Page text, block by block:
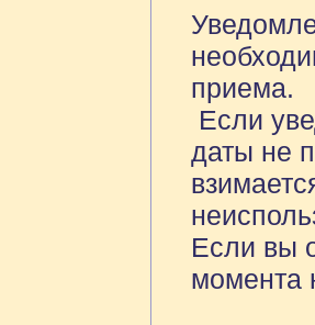
приема.
Если
даты не
Если вы
момента